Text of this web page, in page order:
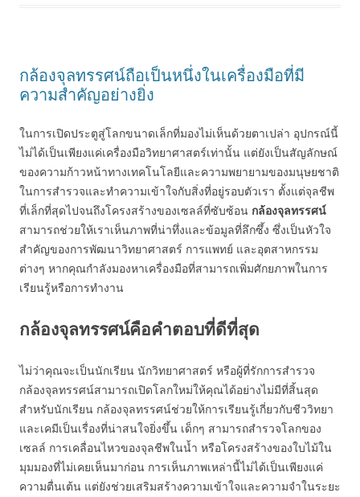
กล้องจุลทรรศน์ถือเป็นหนึ่งในเครื่องมือที่มี
ความสำคัญอย่างยิ่ง
ในการเปิดประตูสู่โลกขนาดเล็กที่มองไม่เห็นด้วยตาเปล่า อุปกรณ์นี้
ไม่ได้เป็นเพียงแค่เครื่องมือวิทยาศาสตร์เท่านั้น แต่ยังเป็นสัญลักษณ์
ของความก้าวหน้าทางเทคโนโลยีและความพยายามของมนุษยชาติ
ในการสำรวจและทำความเข้าใจกับสิ่งที่อยู่รอบตัวเรา ตั้งแต่จุลชีพ
ที่เล็กที่สุดไปจนถึงโครงสร้างของเซลล์ที่ซับซ้อน กล้องจุลทรรศน์
สามารถช่วยให้เราเห็นภาพที่น่าทึ่งและข้อมูลที่ลึกซึ้ง ซึ่งเป็นหัวใจ
สำคัญของการพัฒนาวิทยาศาสตร์ การแพทย์ และอุตสาหกรรม
ต่างๆ หากคุณกำลังมองหาเครื่องมือที่สามารถเพิ่มศักยภาพในการ
เรียนรู้หรือการทำงาน
กล้องจุลทรรศน์คือคำตอบที่ดีที่สุด
ไม่ว่าคุณจะเป็นนักเรียน นักวิทยาศาสตร์ หรือผู้ที่รักการสำรวจ
กล้องจุลทรรศน์สามารถเปิดโลกใหม่ให้คุณได้อย่างไม่มีที่สิ้นสุด
สำหรับนักเรียน กล้องจุลทรรศน์ช่วยให้การเรียนรู้เกี่ยวกับชีววิทยา
และเคมีเป็นเรื่องที่น่าสนใจยิ่งขึ้น เด็กๆ สามารถสำรวจโลกของ
เซลล์ การเคลื่อนไหวของจุลชีพในน้ำ หรือโครงสร้างของใบไม้ใน
มุมมองที่ไม่เคยเห็นมาก่อน การเห็นภาพเหล่านี้ไม่ได้เป็นเพียงแค่
ความตื่นเต้น แต่ยังช่วยเสริมสร้างความเข้าใจและความจำในระยะ